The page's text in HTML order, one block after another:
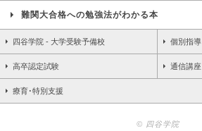
難関大合格への勉強法がわかる本
四谷学院 - 大学受験予備校 個別指導
高卒認定試験 通信講座
療育･特別支援
© 四谷学院